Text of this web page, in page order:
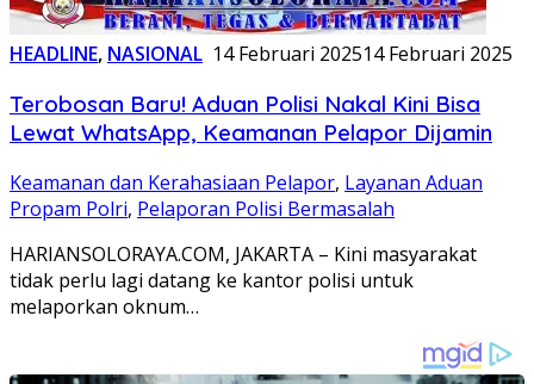
HEADLINE, NASIONAL 14 Februari 202514 Februari 2025
Terobosan Baru! Aduan Polisi Nakal Kini Bisa
Lewat WhatsApp, Keamanan Pelapor Dijamin
Keamanan dan Kerahasiaan Pelapor, Layanan Aduan
Propam Polri, Pelaporan Polisi Bermasalah
HARIANSOLORAYA.COM, JAKARTA – Kini masyarakat
tidak perlu lagi datang ke kantor polisi untuk
melaporkan oknum…